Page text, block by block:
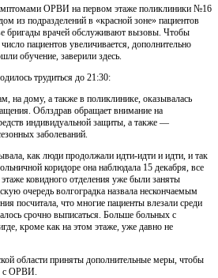
ОРВИ на первом этаже поликлиники №16
из подразделений в «красной зоне» пациентов
бригады врачей обслуживают вызовы. Чтобы
пациентов увеличивается, дополнительно
обучение, заверили здесь.
трудиться до 21:30:
на дому, а также в поликлинике, оказывалась
Облздрав обращает внимание на
индивидуальной защиты, а также —
заболеваний.
как люди продолжали идти-идти и идти, и так
коридоре она наблюдала 15 декабря, все
ковидного отделения уже были заняты
очередь волгоградка назвала нескончаемым
посчитала, что многие пациенты влезали среди
срочно выписаться. Больше больных с
кроме как на этом этаже, уже давно не
области приняты дополнительные меры, чтобы
с ОРВИ.